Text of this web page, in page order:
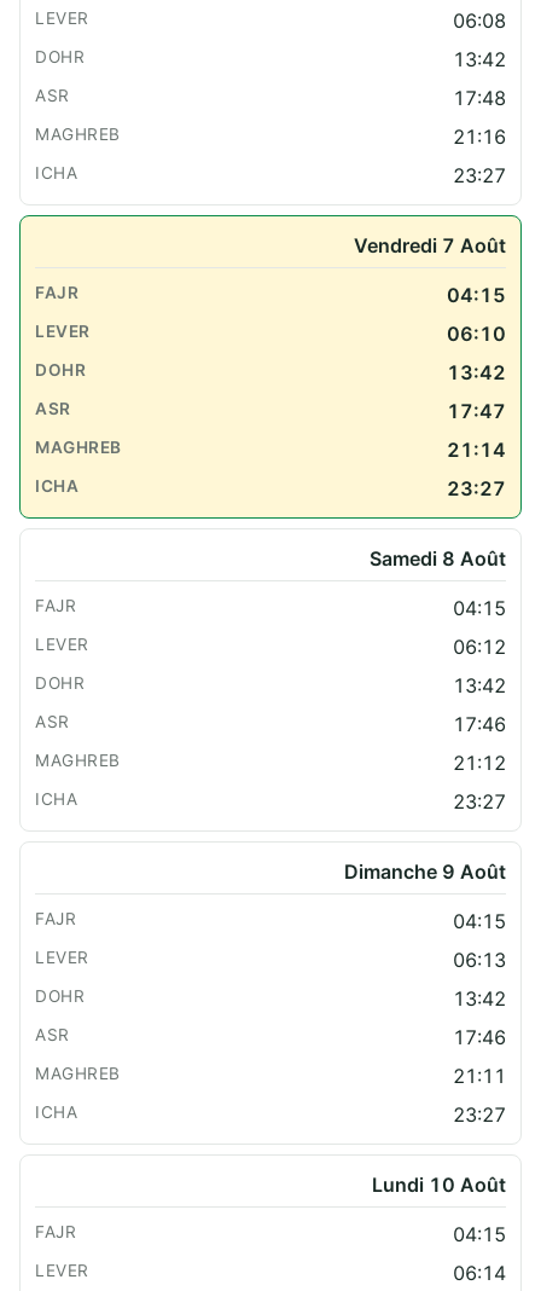
06:08
13:42
17:48
21:16
23:27
Vendredi 7 Août
04:15
06:10
13:42
17:47
21:14
23:27
Samedi 8 Août
04:15
06:12
13:42
17:46
21:12
23:27
Dimanche 9 Août
04:15
06:13
13:42
17:46
21:11
23:27
Lundi 10 Août
04:15
06:14